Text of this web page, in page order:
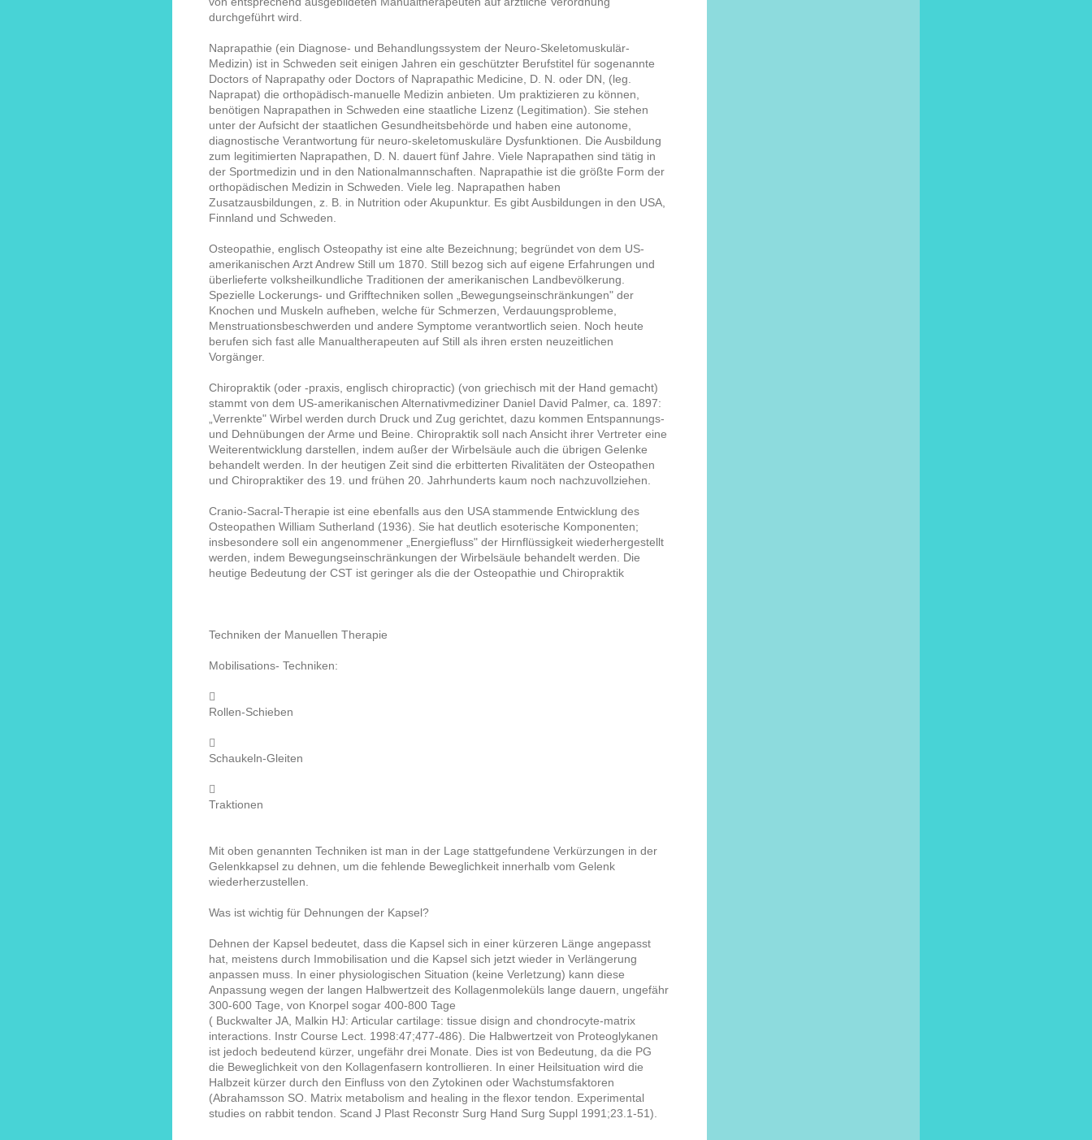
durchgeführt wird.
Naprapathie (ein Diagnose- und Behandlungssystem der Neuro-Skeletomuskulär-
Medizin) ist in Schweden seit einigen Jahren ein geschützter Berufstitel für sogenannte
Doctors of Naprapathy oder Doctors of Naprapathic Medicine, D. N. oder DN, (leg.
Naprapat) die orthopädisch-manuelle Medizin anbieten. Um praktizieren zu können,
benötigen Naprapathen in Schweden eine staatliche Lizenz (Legitimation). Sie stehen
unter der Aufsicht der staatlichen Gesundheitsbehörde und haben eine autonome,
diagnostische Verantwortung für neuro-skeletomuskuläre Dysfunktionen. Die Ausbildung
zum legitimierten Naprapathen, D. N. dauert fünf Jahre. Viele Naprapathen sind tätig in
der Sportmedizin und in den Nationalmannschaften. Naprapathie ist die größte Form der
orthopädischen Medizin in Schweden. Viele leg. Naprapathen haben
Zusatzausbildungen, z. B. in Nutrition oder Akupunktur. Es gibt Ausbildungen in den USA,
Finnland und Schweden.
Osteopathie, englisch Osteopathy ist eine alte Bezeichnung; begründet von dem US-
amerikanischen Arzt Andrew Still um 1870. Still bezog sich auf eigene Erfahrungen und
überlieferte volksheilkundliche Traditionen der amerikanischen Landbevölkerung.
Spezielle Lockerungs- und Grifftechniken sollen „Bewegungseinschränkungen" der
Knochen und Muskeln aufheben, welche für Schmerzen, Verdauungsprobleme,
Menstruationsbeschwerden und andere Symptome verantwortlich seien. Noch heute
berufen sich fast alle Manualtherapeuten auf Still als ihren ersten neuzeitlichen
Vorgänger.
Chiropraktik (oder -praxis, englisch chiropractic) (von griechisch mit der Hand gemacht)
stammt von dem US-amerikanischen Alternativmediziner Daniel David Palmer, ca. 1897:
„Verrenkte" Wirbel werden durch Druck und Zug gerichtet, dazu kommen Entspannungs-
und Dehnübungen der Arme und Beine. Chiropraktik soll nach Ansicht ihrer Vertreter eine
Weiterentwicklung darstellen, indem außer der Wirbelsäule auch die übrigen Gelenke
behandelt werden. In der heutigen Zeit sind die erbitterten Rivalitäten der Osteopathen
und Chiropraktiker des 19. und frühen 20. Jahrhunderts kaum noch nachzuvollziehen.
Cranio-Sacral-Therapie ist eine ebenfalls aus den USA stammende Entwicklung des
Osteopathen William Sutherland (1936). Sie hat deutlich esoterische Komponenten;
insbesondere soll ein angenommener „Energiefluss" der Hirnflüssigkeit wiederhergestellt
werden, indem Bewegungseinschränkungen der Wirbelsäule behandelt werden. Die
heutige Bedeutung der CST ist geringer als die der Osteopathie und Chiropraktik
Techniken der Manuellen Therapie
Mobilisations- Techniken:

Rollen-Schieben

Schaukeln-Gleiten

Traktionen
Mit oben genannten Techniken ist man in der Lage stattgefundene Verkürzungen in der
Gelenkkapsel zu dehnen, um die fehlende Beweglichkeit innerhalb vom Gelenk
wiederherzustellen.
Was ist wichtig für Dehnungen der Kapsel?
Dehnen der Kapsel bedeutet, dass die Kapsel sich in einer kürzeren Länge angepasst
hat, meistens durch Immobilisation und die Kapsel sich jetzt wieder in Verlängerung
anpassen muss. In einer physiologischen Situation (keine Verletzung) kann diese
Anpassung wegen der langen Halbwertzeit des Kollagenmoleküls lange dauern, ungefähr
300-600 Tage, von Knorpel sogar 400-800 Tage
( Buckwalter JA, Malkin HJ: Articular cartilage: tissue disign and chondrocyte-matrix
interactions. Instr Course Lect. 1998:47;477-486). Die Halbwertzeit von Proteoglykanen
ist jedoch bedeutend kürzer, ungefähr drei Monate. Dies ist von Bedeutung, da die PG
die Beweglichkeit von den Kollagenfasern kontrollieren. In einer Heilsituation wird die
Halbzeit kürzer durch den Einfluss von den Zytokinen oder Wachstumsfaktoren
(Abrahamsson SO. Matrix metabolism and healing in the flexor tendon. Experimental
studies on rabbit tendon. Scand J Plast Reconstr Surg Hand Surg Suppl 1991;23.1-51).